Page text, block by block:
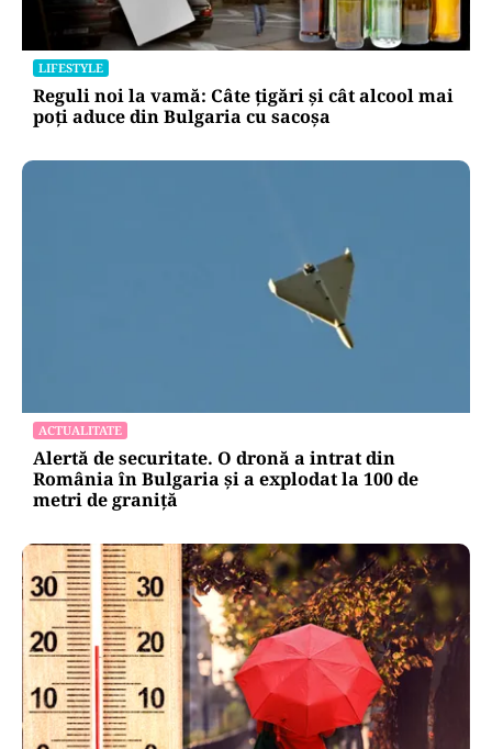
APĂRARE
Radu Miruță acuză un blocaj în Armata
Română: „Sunt oameni cu putere de decizie
care se pun de-a curmezișul”
Reguli noi la vamă: Câte țigări și cât alcool mai
poți aduce din Bulgaria cu sacoșa